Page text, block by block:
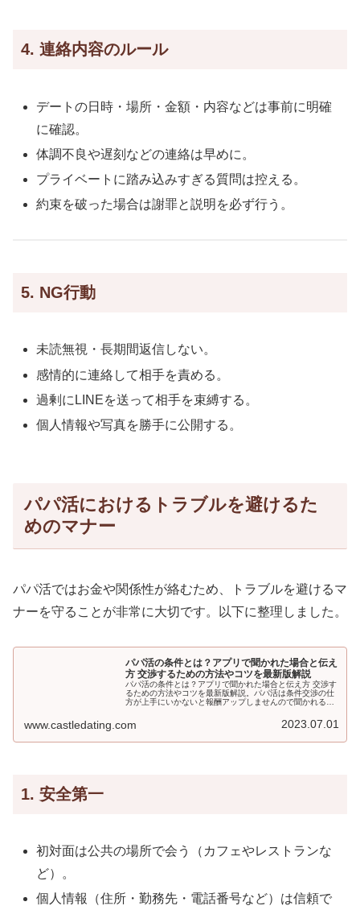
4. 連絡内容のルール
デートの日時・場所・金額・内容などは事前に明確
に確認。
体調不良や遅刻などの連絡は早めに。
プライベートに踏み込みすぎる質問は控える。
約束を破った場合は謝罪と説明を必ず行う。
5. NG行動
未読無視・長期間返信しない。
感情的に連絡して相手を責める。
過剰にLINEを送って相手を束縛する。
個人情報や写真を勝手に公開する。
パパ活におけるトラブルを避けるた
めのマナー
パパ活ではお金や関係性が絡むため、トラブルを避けるマ
ナーを守ることが非常に大切です。以下に整理しました。
パパ活の条件とは？アプリで聞かれた場合と伝え
方 交渉するための方法やコツを最新版解説
パパ活の条件とは？アプリで聞かれた場合と伝え方 交渉す
るための方法やコツを最新版解説。パパ活は条件交渉の仕
方が上手にいかないと報酬アップしませんので聞かれるま
その手当は顔合わせのとき、もしくは事前に確認しておき
たいというもの。
www.castledating.com 2023.07.01
1. 安全第一
初対面は公共の場所で会う（カフェやレストランな
ど）。
個人情報（住所・勤務先・電話番号など）は信頼で